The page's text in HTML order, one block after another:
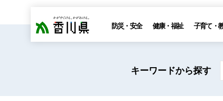
香川県 防災・安全 健康・福祉 子育て・
キーワードから探す